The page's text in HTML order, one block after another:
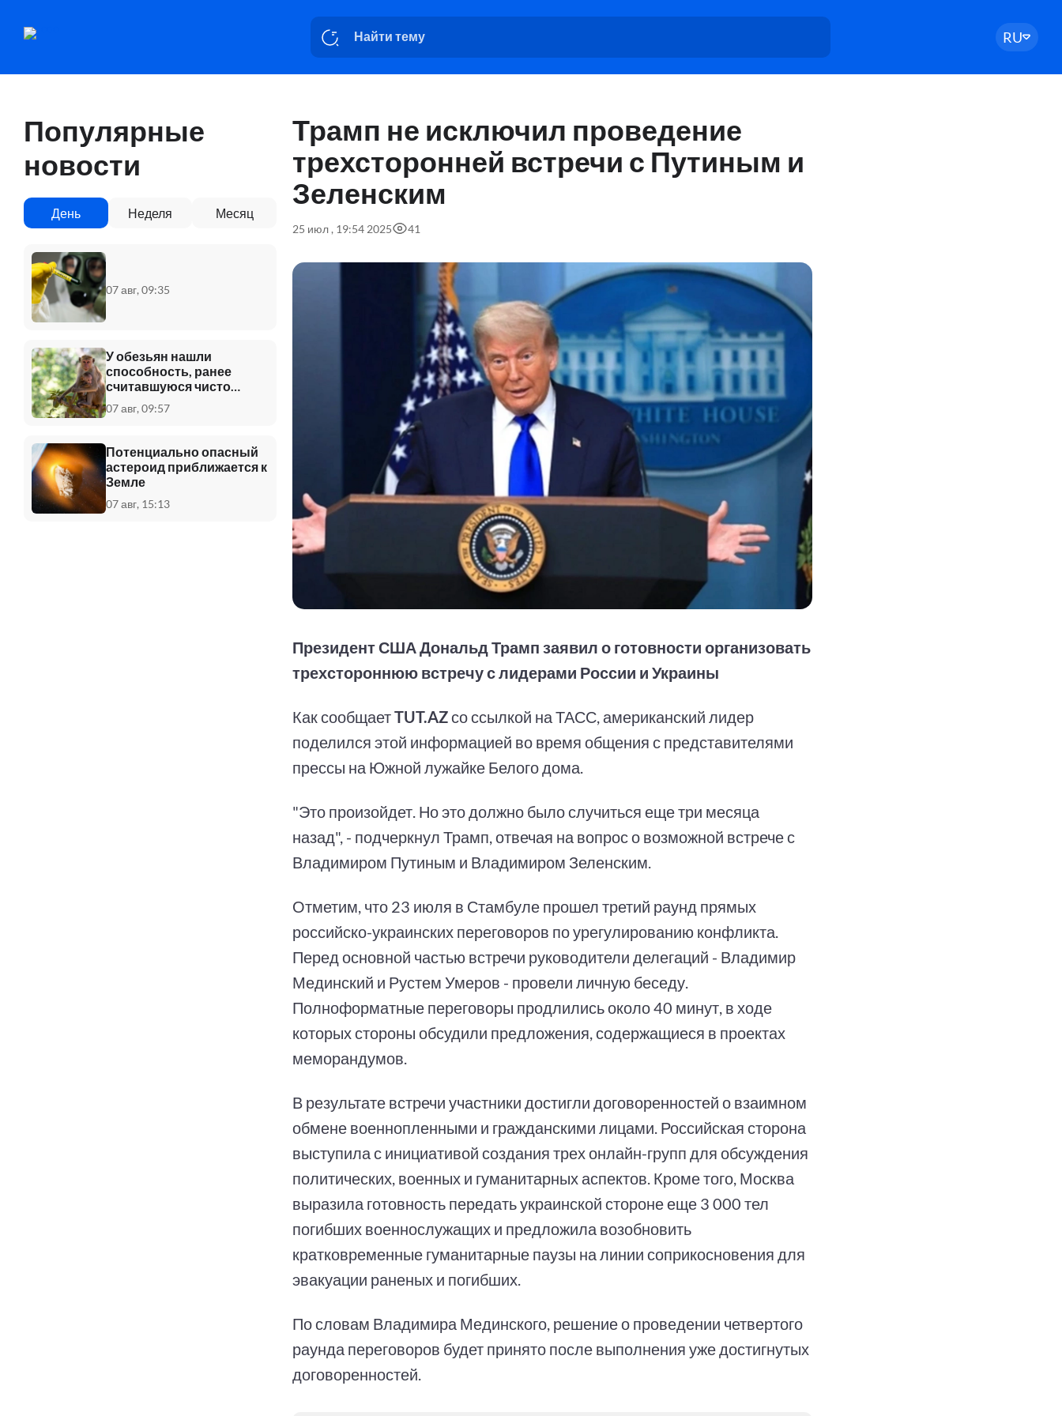
RU
Популярные
новости
День Неделя Месяц
07 авг, 09:35
У обезьян нашли
способность, ранее
считавшуюся чисто
человеческой
07 авг, 09:57
Потенциально опасный
астероид приближается к
Земле
07 авг, 15:13
Трамп не исключил проведение
трехсторонней встречи с Путиным и
Зеленским
25 июл , 19:54 2025 41
Президент США Дональд Трамп заявил о готовности организовать
трехстороннюю встречу с лидерами России и Украины
Как сообщаетTUT.AZсо ссылкой на ТАСС, американский лидер
поделился этой информацией во время общения с представителями
прессы на Южной лужайке Белого дома.
"Это произойдет. Но это должно было случиться еще три месяца
назад", - подчеркнул Трамп, отвечая на вопрос о возможной встрече с
Владимиром Путиным и Владимиром Зеленским.
Отметим, что 23 июля в Стамбуле прошел третий раунд прямых
российско-украинских переговоров по урегулированию конфликта.
Перед основной частью встречи руководители делегаций - Владимир
Мединский и Рустем Умеров - провели личную беседу.
Полноформатные переговоры продлились около 40 минут, в ходе
которых стороны обсудили предложения, содержащиеся в проектах
меморандумов.
В результате встречи участники достигли договоренностей о взаимном
обмене военнопленными и гражданскими лицами. Российская сторона
выступила с инициативой создания трех онлайн-групп для обсуждения
политических, военных и гуманитарных аспектов. Кроме того, Москва
выразила готовность передать украинской стороне еще 3 000 тел
погибших военнослужащих и предложила возобновить
кратковременные гуманитарные паузы на линии соприкосновения для
эвакуации раненых и погибших.
По словам Владимира Мединского, решение о проведении четвертого
раунда переговоров будет принято после выполнения уже достигнутых
договоренностей.